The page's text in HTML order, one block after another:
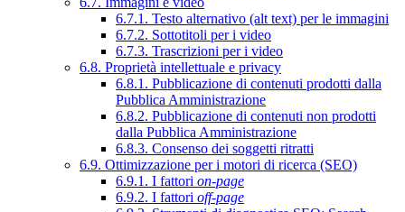
6.7.1. Testo alternativo (alt text) per le immagini
6.7.2. Sottotitoli per i video
6.7.3. Trascrizioni per i video
6.8. Proprietà intellettuale e privacy
6.8.1. Pubblicazione di contenuti prodotti dalla
Pubblica Amministrazione
6.8.2. Pubblicazione di contenuti non prodotti
dalla Pubblica Amministrazione
6.8.3. Consenso dei soggetti ritratti
6.9. Ottimizzazione per i motori di ricerca (SEO)
6.9.1. I fattori on-page
6.9.2. I fattori off-page